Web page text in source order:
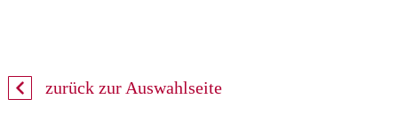
zurück zur Auswahlseite